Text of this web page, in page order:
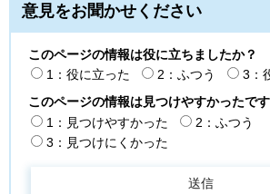
意見をお聞かせください
このページの情報は役に立ちましたか？
1：役に立った
2：ふつう
3：
このページの情報は見つけやすかったで
1：見つけやすかった
2：ふつう
3：見つけにくかった